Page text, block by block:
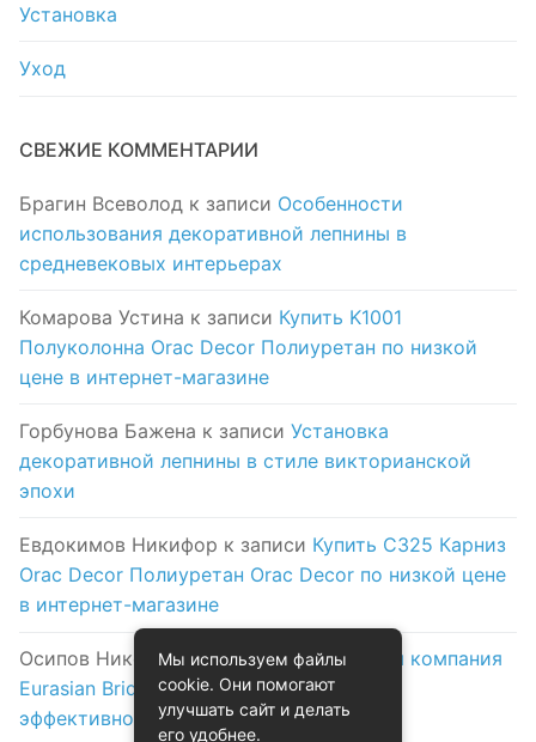
Установка
Уход
СВЕЖИЕ КОММЕНТАРИИ
Брагин Всеволод к записи Особенности
использования декоративной лепнины в
средневековых интерьерах
Комарова Устина к записи Купить K1001
Полуколонна Orac Decor Полиуретан по низкой
цене в интернет-магазине
Горбунова Бажена к записи Установка
декоративной лепнины в стиле викторианской
эпохи
Евдокимов Никифор к записи Купить C325 Карниз
Orac Decor Полиуретан Orac Decor по низкой цене
в интернет-магазине
Осипов Николак записиЛогистическая компания
Eurasian Bridge в Астане: надежность и
эффективность на первом месте
Мы используем файлы
cookie. Они помогают
улучшать сайт и делать
его удобнее.